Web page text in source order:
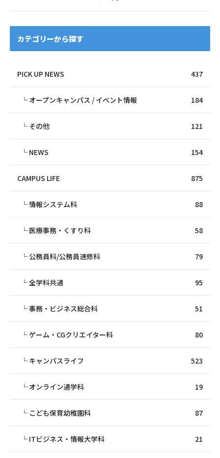
カテゴリーから探す
PICK UP NEWS 437
オープンキャンパス / イベント情報 184
その他 121
NEWS 154
CAMPUS LIFE 875
情報システム科 88
医療事務・くすり科 58
公務員科/公務員速修科 79
全学科共通 95
事務・ビジネス総合科 51
ゲーム・CGクリエイター科 80
キャンパスライフ 523
オンライン通学科 19
こども保育幼稚園科 87
ITビジネス・情報大学科 21